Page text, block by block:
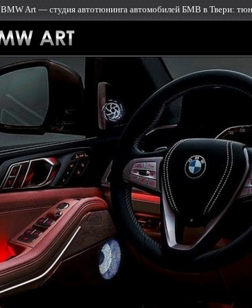
BMW Art — cтудия автотюнинга автомобилей БМВ в Твери: